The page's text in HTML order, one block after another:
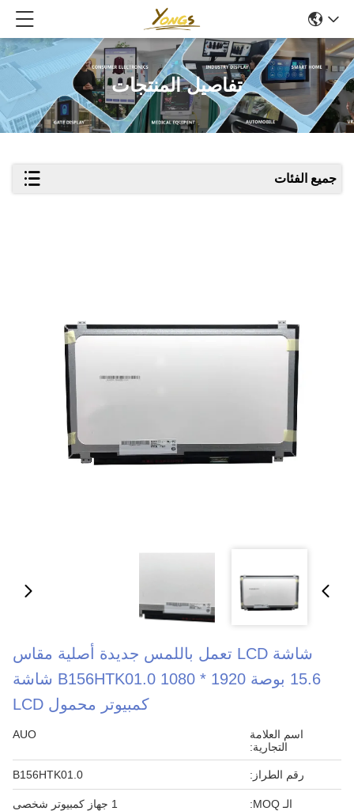
تفاصيل المنتجات
جميع الفئات
شاشة LCD تعمل باللمس جديدة أصلية مقاس
15.6 بوصة 1920 * 1080 B156HTK01.0 شاشة
كمبيوتر محمول LCD
اسم العلامة
التجارية:
AUO
رقم الطراز: B156HTK01.0
الـ MOQ: 1 جهاز كمبيوتر شخصى